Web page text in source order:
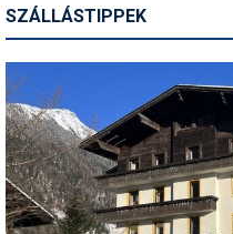
SZÁLLÁSTIPPEK